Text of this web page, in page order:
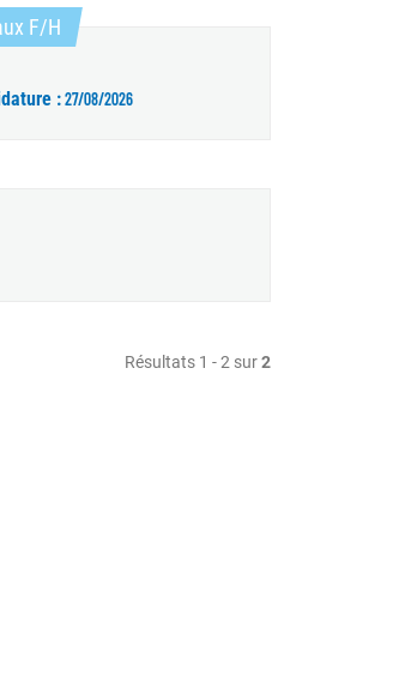
F/H(Nouvelle fenêtre)
:27/08/2026
Résultats 1 - 2 sur2